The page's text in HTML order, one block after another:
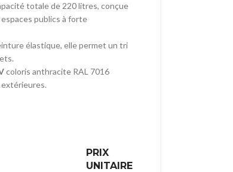
totale de 220 litres, conçue
publics à forte
élastique, elle permet un tri
coloris anthracite RAL 7016
PRIX
UNITAIRE